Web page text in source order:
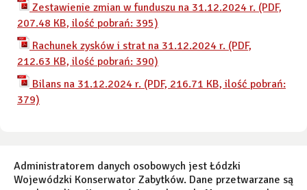
Zestawienie zmian w funduszu na 31.12.2024 r. (PDF,
207.48 KB, ilość pobrań: 395)
Rachunek zysków i strat na 31.12.2024 r. (PDF,
212.63 KB, ilość pobrań: 390)
Bilans na 31.12.2024 r. (PDF, 216.71 KB, ilość pobrań:
379)
Administratorem danych osobowych jest Łódzki
Wojewódzki Konserwator Zabytków. Dane przetwarzane są